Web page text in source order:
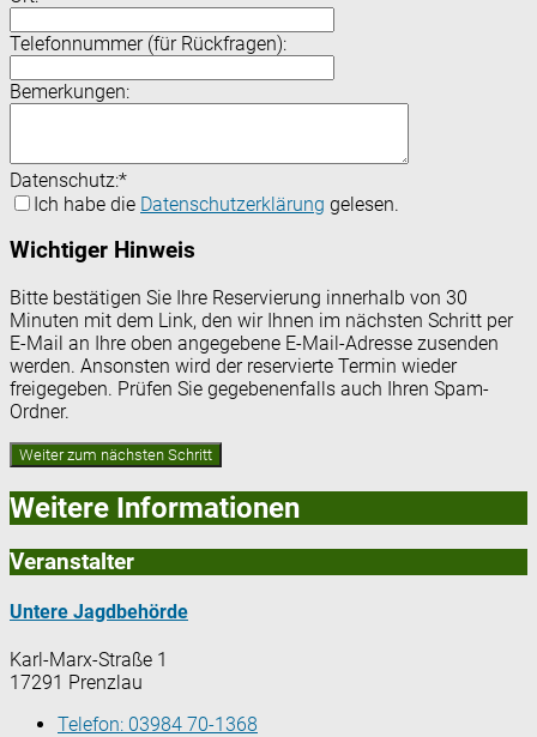
Telefonnummer (für Rückfragen):
Bemerkungen:
Datenschutz:*
Ich habe die Datenschutzerklärung gelesen.
Wichtiger Hinweis
Bitte bestätigen Sie Ihre Reservierung innerhalb von 30
Minuten mit dem Link, den wir Ihnen im nächsten Schritt per
E-Mail an Ihre oben angegebene E-Mail-Adresse zusenden
werden. Ansonsten wird der reservierte Termin wieder
freigegeben. Prüfen Sie gegebenenfalls auch Ihren Spam-
Ordner.
Weitere Informationen
Veranstalter
Untere Jagdbehörde
Karl-Marx-Straße 1
17291 Prenzlau
Telefon: 03984 70-1368